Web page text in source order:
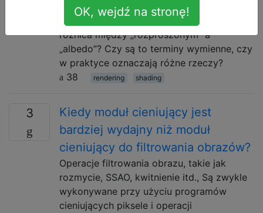
dezorientują. Myślałem, że są synonimami,
ale teraz nie jestem pewien. Jaka jest
różnica między „rozproszonym” a
„albedo”? Czy są to terminy wymienne, czy
w praktyce oznaczają różne rzeczy?
38
rendering shading
3
Kiedy moduł cieniujący jest
bardziej wydajny niż moduł
cieniujący do filtrowania obrazów?
Operacje filtrowania obrazu, takie jak
rozmycie, SSAO, kwitnienie itd., Są zwykle
wykonywane przy użyciu programów
cieniujących piksele i operacji
OK, wejdź na stronę!